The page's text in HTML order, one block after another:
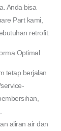
Anda bisa
Part kami,
retrofit.
Optimal
tetap berjalan
aliran air dan